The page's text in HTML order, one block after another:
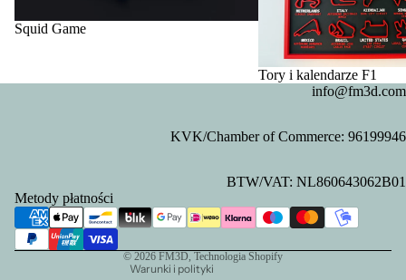
Squid Game
Tory i kalendarze F1
info@fm3d.com
KVK/Chamber of Commerce: 96199946
BTW/VAT: NL860643062B01
Metody płatności
© 2026 FM3D , Technologia Shopify
Warunki i polityki
Dane kontaktowe
Warunki świadczenia usług